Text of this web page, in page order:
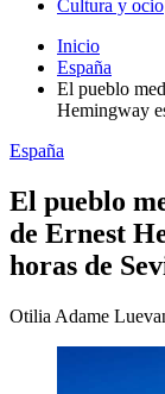
Cultura y ocio
Inicio
España
El pueblo
Hemingway
España
El pueblo
de Ernest
horas de
Otilia Adame